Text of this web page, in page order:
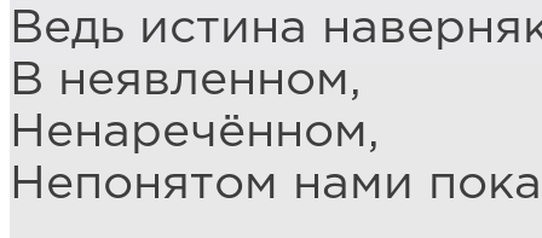
Ведь истина
В неявленном,
Ненаречённом,
Непонятом нами